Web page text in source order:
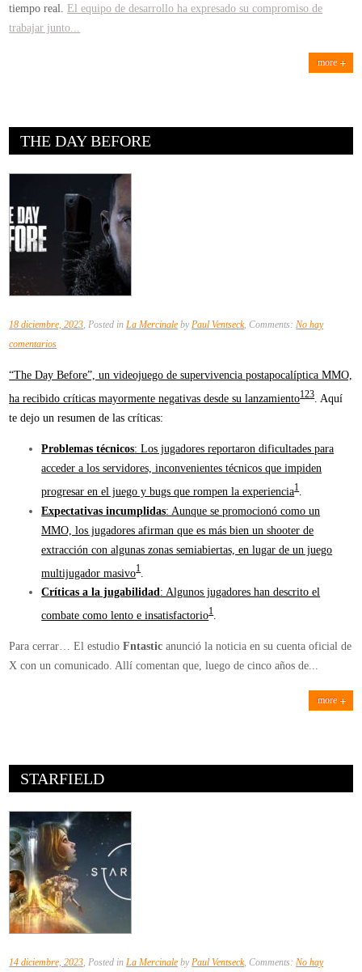
tiempo real. El equipo de desarrollo ha expresado su compromiso de
trabajar junto...
more
THE DAY BEFORE
18 diciembre, 2023, Posted inLa Mercinale byPaul Ventseck, Comments:No hay
comentariosen
Day
Before
“The Day Before”, un videojuego de supervivencia postapocalíptica MMO,
ha recibido críticas mayormente negativas desde su lanzamiento123. Aquí
te dejo un resumen de las críticas:
Problemas técnicos: Los jugadores reportaron dificultades para
acceder a los servidores, inconvenientes técnicos que impiden
progresar en el juego y bugs que rompen la experiencia1.
Expectativas incumplidas: Aunque se promocionó como un
MMO, los jugadores afirman que es más bien un shooter de
extracción con algunas zonas semiabiertas, en lugar de un juego
multijugador masivo1.
Críticas a la jugabilidad: Algunos jugadores han descrito el
combate como lento e insatisfactorio1.
Para cerrar… El estudioFntasticanunció la noticia en su cuenta oficial de
X con un comunicado. Allí comentan que, luego de cinco años de...
more
STARFIELD
14 diciembre, 2023, Posted inLa Mercinale byPaul Ventseck, Comments:No hay